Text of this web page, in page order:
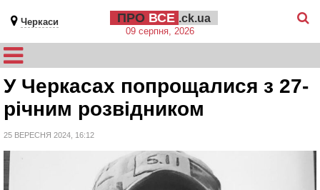
Черкаси ПРО ВСЕ .ck.ua
09 серпня, 2026
У Черкасах попрощалися з 27-
річним розвідником
25 ВЕРЕСНЯ 2024, 16:12